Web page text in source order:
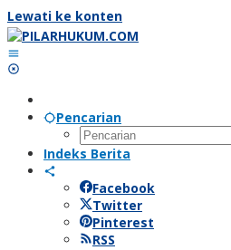
Lewati ke konten
Pencarian
Indeks Berita
Facebook
Twitter
Pinterest
RSS